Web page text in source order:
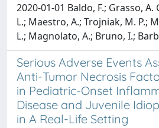
2020-01-01 Baldo, F.; Grasso,
L.; Maestro, A.; Trojniak, M. P.;
L.; Magnolato, A.; Bruno, I.;
Serious Adverse Events
Anti-Tumor Necrosis
in Pediatric-Onset
Disease and Juvenile
in A Real-Life Setting